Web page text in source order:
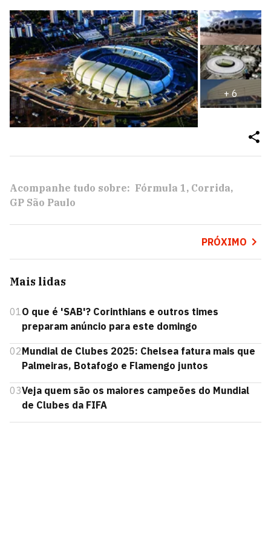
+ 6
Acompanhe tudo sobre: Fórmula 1
Corrida
GP São Paulo
PRÓXIMO
Mais lidas
01 O que é 'SAB'? Corinthians e outros times
preparam anúncio para este domingo
02Mundial de Clubes 2025: Chelsea fatura mais que
Palmeiras, Botafogo e Flamengo juntos
03Veja quem são os maiores campeões do Mundial
de Clubes da FIFA